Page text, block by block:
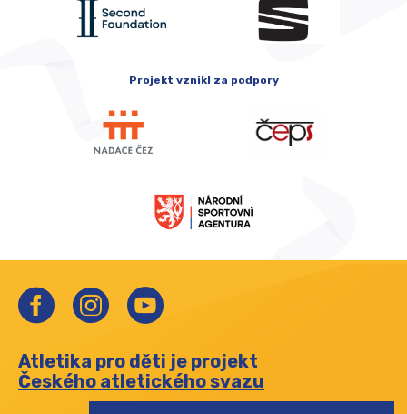
Projekt vznikl za podpory
Atletika pro děti je projekt
Českého atletického svazu